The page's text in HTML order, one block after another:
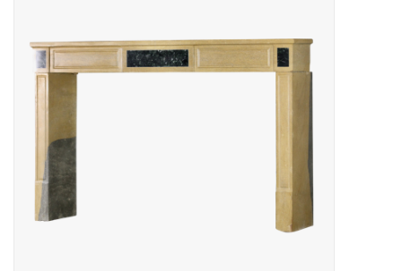
Decoratieve Outdoor
Objecten
Vloeren - Steen, Terra Cotta
& Marmer
Outlet